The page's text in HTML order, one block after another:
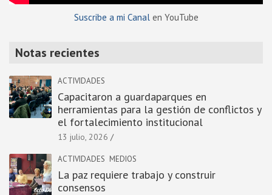
Suscribe a mi Canalen YouTube
Notas recientes
ACTIVIDADES
Capacitaron a guardaparques en
herramientas para la gestión de conflictos y
el fortalecimiento institucional
13 julio, 2026
ACTIVIDADES MEDIOS
La paz requiere trabajo y construir
consensos